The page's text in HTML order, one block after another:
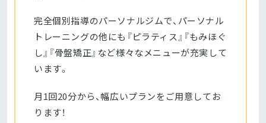
完全個別指導のパーソナルジムで、パーソナル
トレーニングの他にも『ピラティス』『もみほぐ
し』『骨盤矯正』など様々なメニューが充実して
います。
月1回20分から、幅広いプランをご用意してお
ります！